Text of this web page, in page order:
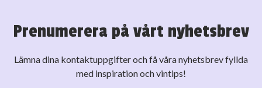
Prenumerera på vårt nyhetsbrev
Lämna dina kontaktuppgifter och få våra nyhetsbrev fyllda
med inspiration och vintips!